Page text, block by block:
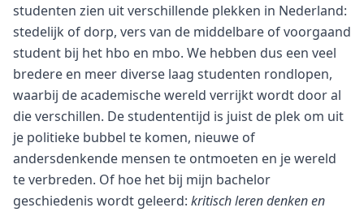
studenten zien uit verschillende plekken in Nederland:
stedelijk of dorp, vers van de middelbare of voorgaand
student bij het hbo en mbo. We hebben dus een veel
bredere en meer diverse laag studenten rondlopen,
waarbij de academische wereld verrijkt wordt door al
die verschillen. De studententijd is juist de plek om uit
je politieke bubbel te komen, nieuwe of
andersdenkende mensen te ontmoeten en je wereld
te verbreden. Of hoe het bij mijn bachelor
geschiedenis wordt geleerd: kritisch leren denken en